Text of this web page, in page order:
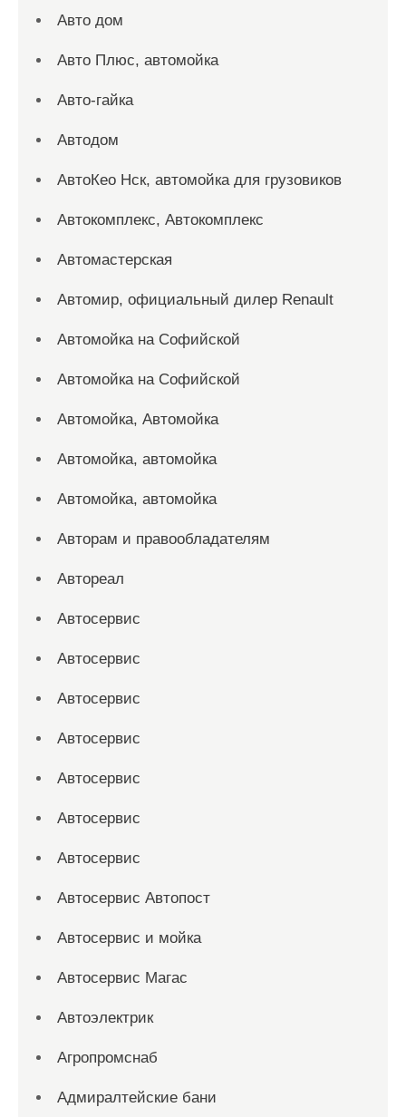
Авто дом
Авто Плюс, автомойка
Авто-гайка
Автодом
АвтоКео Нск, автомойка для грузовиков
Автокомплекс, Автокомплекс
Автомастерская
Автомир, официальный дилер Renault
Автомойка на Софийской
Автомойка на Софийской
Автомойка, Автомойка
Автомойка, автомойка
Автомойка, автомойка
Авторам и правообладателям
Автореал
Автосервис
Автосервис
Автосервис
Автосервис
Автосервис
Автосервис
Автосервис
Автосервис Автопост
Автосервис и мойка
Автосервис Магас
Автоэлектрик
Агропромснаб
Адмиралтейские бани